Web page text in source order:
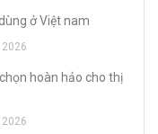
ở Việt nam
2026
hoàn hảo cho thị
2026